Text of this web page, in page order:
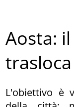
Aosta:
L'obiettivo è